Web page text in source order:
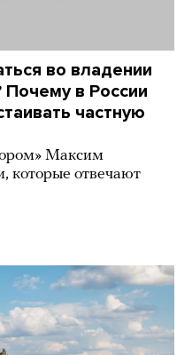
во владении
в России
частную
Максим
которые отвечают